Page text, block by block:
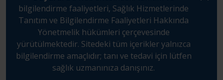
bilgilendirme faaliyetleri, Sağlık Hizmetlerinde
Tanıtım ve Bilgilendirme Faaliyetleri Hakkında
Yönetmelik hükümleri çerçevesinde
yürütülmektedir. Sitedeki tüm içerikler yalnızca
bilgilendirme amaçlıdır; tanı ve tedavi için lütfen
sağlık uzmanınıza danışınız.